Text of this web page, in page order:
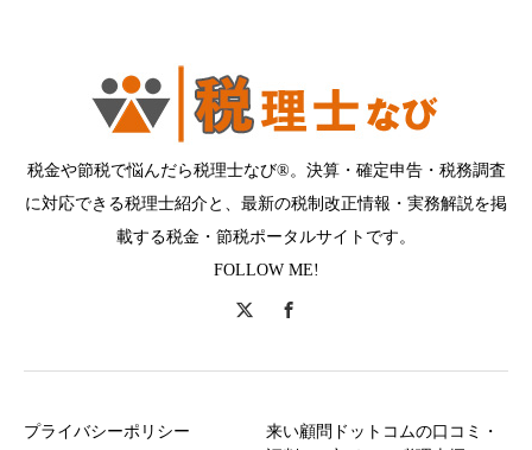
税金や節税で悩んだら税理士なび®。決算・確定申告・税務調査
に対応できる税理士紹介と、最新の税制改正情報・実務解説を掲
載する税金・節税ポータルサイトです。
FOLLOW ME!
プライバシーポリシー
来い顧問ドットコムの口コミ・